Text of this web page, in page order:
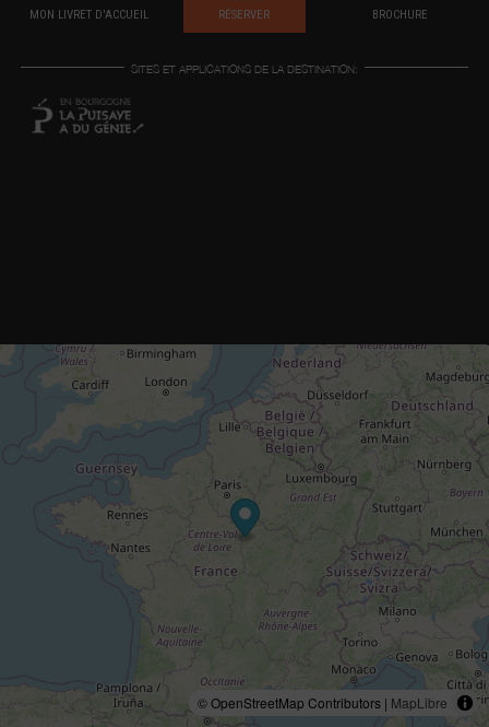
MON LIVRET D'ACCUEIL RÉSERVER BROCHURE
SITES ET APPLICATIONS DE LA DESTINATION:
© OpenStreetMap Contributors | MapLibre